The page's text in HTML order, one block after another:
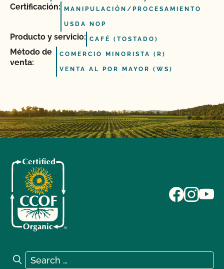
Certificación: MANIPULACIÓN/PROCESAMIENTO
USDA NOP
Producto y servicio: CAFÉ (TOSTADO)
Método de
venta:
COMERCIO MINORISTA (R)
VENTA AL POR MAYOR (WS)
Search for:
Search